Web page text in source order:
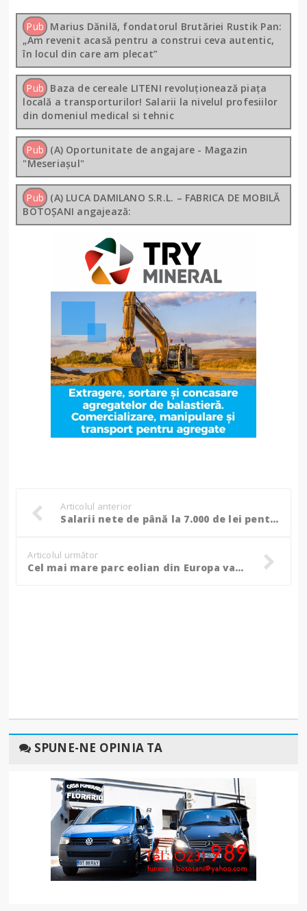
Pub Marius Dănilă, fondatorul Brutăriei Rustik Pan:
„Am revenit acasă pentru a construi ceva autentic,
în locul din care am plecat”
Pub Baza de cereale LITENI revoluționează piața
locală a transporturilor! Salarii la nivelul profesiilor
din domeniul medical si tehnic
Pub (A) Oportunitate de angajare - Magazin
"Meseriașul"
Pub (A) LUCA DAMILANO S.R.L. – FABRICA DE MOBILĂ
BOTOȘANI angajează:
Articolul anterior
Salarii nete de până la 7.000 de lei pentru consilieri vestimentari!
Articolul următor
Cel mai mare parc eolian din Europa va fi construit la Botoșani! Va depăși parcurile eoliene din Suedia și Norvegia
SPUNE-NE OPINIA TA